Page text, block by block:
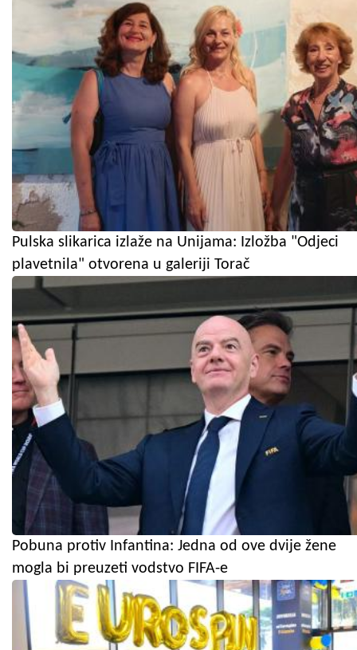
Pulska slikarica izlaže na Unijama: Izložba "Odjeci
plavetnila" otvorena u galeriji Torač
Pobuna protiv Infantina: Jedna od ove dvije žene
mogla bi preuzeti vodstvo FIFA-e